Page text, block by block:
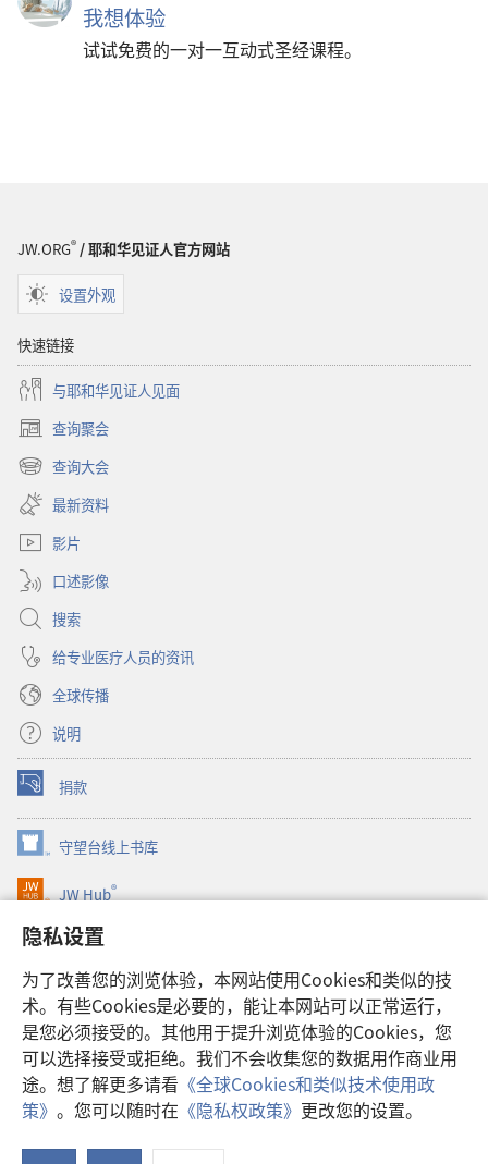
隐私设置
为了改善您的浏览体验，本网站使用Cookies和类似的技
术。有些Cookies是必要的，能让本网站可以正常运行，
是您必须接受的。其他用于提升浏览体验的Cookies，您
可以选择接受或拒绝。我们不会收集您的数据用作商业用
途。想了解更多请看 《全球Cookies和类似技术使用政
策》 。您可以随时在 《隐私权政策》 更改您的设置。
我想体验
试试免费的一对一互动式圣经课程。
JW.ORG®/ 耶和华见证人官方网站
设置外观
快速链接
与耶和华见证人见面
查询聚会
（打
开
新
窗
口）
查询大会
（打
开
新
窗
最新资料
影片
口述影像
搜索
给专业医疗人员的资讯
全球传播
说明
捐款
（打
开
新
窗
口）
守望台线上书库
（打
开
新
口）
JW Hub®
（打
开
新
口）
JW Library®
Watchtower Library
Copyright© 2026 Watch Tower Bible and Tract Society of Pennsylvania.
使用条款|隐私权政策| 隐私设置